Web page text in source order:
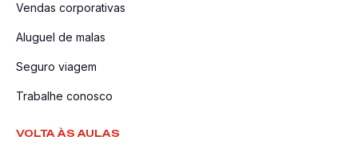
Vendas corporativas
Aluguel de malas
Seguro viagem
Trabalhe conosco
VOLTA ÀS AULAS